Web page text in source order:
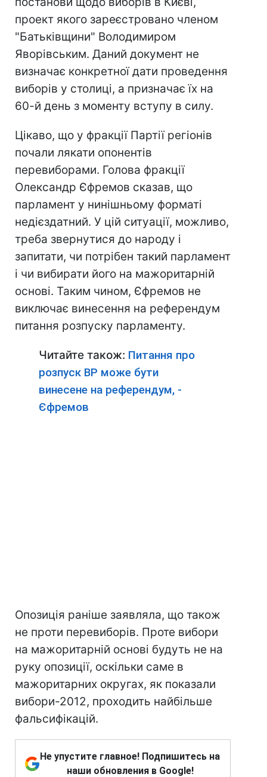
проект якого зареєстровано членом
"Батьківщини" Володимиром
Яворівським. Даний документ не
визначає конкретної дати проведення
виборів у столиці, а призначає їх на
60-й день з моменту вступу в силу.
Цікаво, що у фракції Партії регіонів
почали лякати опонентів
перевиборами. Голова фракції
Олександр Єфремов сказав, що
парламент у нинішньому форматі
недієздатний. У цій ситуації, можливо,
треба звернутися до народу і
запитати, чи потрібен такий парламент
і чи вибирати його на мажоритарній
основі. Таким чином, Єфремов не
виключає винесення на референдум
питання розпуску парламенту.
Читайте також: Питання про
розпуск ВР може бути
винесене на референдум, -
Єфремов
Опозиція раніше заявляла, що також
не проти перевиборів. Проте вибори
на мажоритарній основі будуть не на
руку опозиції, оскільки саме в
мажоритарних округах, як показали
вибори-2012, проходить найбільше
фальсифікацій.
Не упустите главное! Подпишитесь на
наши обновления в Google!